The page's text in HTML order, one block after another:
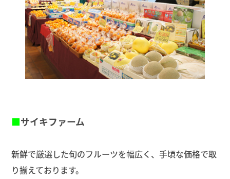
■サイキファーム
新鮮で厳選した旬のフルーツを幅広く、手頃な価格で取
り揃えております。